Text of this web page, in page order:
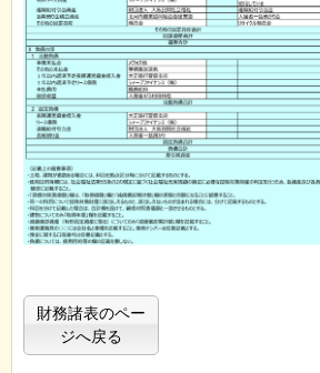
財務諸表のペー
ジへ戻る